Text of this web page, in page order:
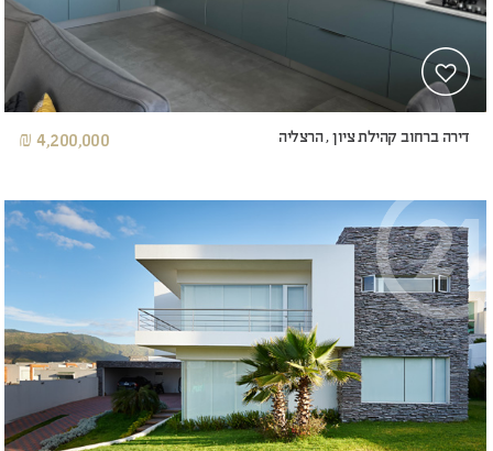
דירה ברחוב קהילת ציון , הרצליה 4,200,000 ₪